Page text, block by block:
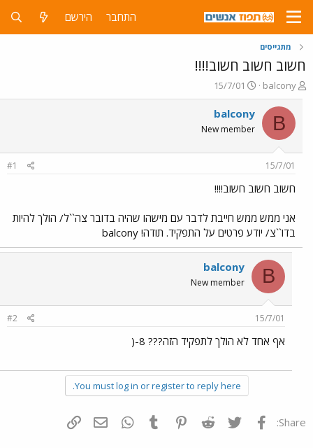
התחבר הירשם
מתגייסים
חשוב חשוב חשוב!!!!
פ
ו
ת
ח
ה
ש
א
balcony
פ
ו
ר
ס
ם
ר
15/7/01
B
balcony
New member
15/7/01
#1
חשוב חשוב חשוב!!!!
אני ממש ממש חייבת לדבר עם מישהו שהיה בדובר צה``ל/ הולך להיות
בדו``צ/ יודע פרטים על התפקיד. תודה! balcony
B
balcony
New member
15/7/01
#2
אף אחד לא הולך לתפקיד הזה??? 8-(
You must log in or register to reply here.
Share: פייסבוק Twitter
Reddit
Pinterest
Tumblr
WhatsAppדואר אלקטרוני